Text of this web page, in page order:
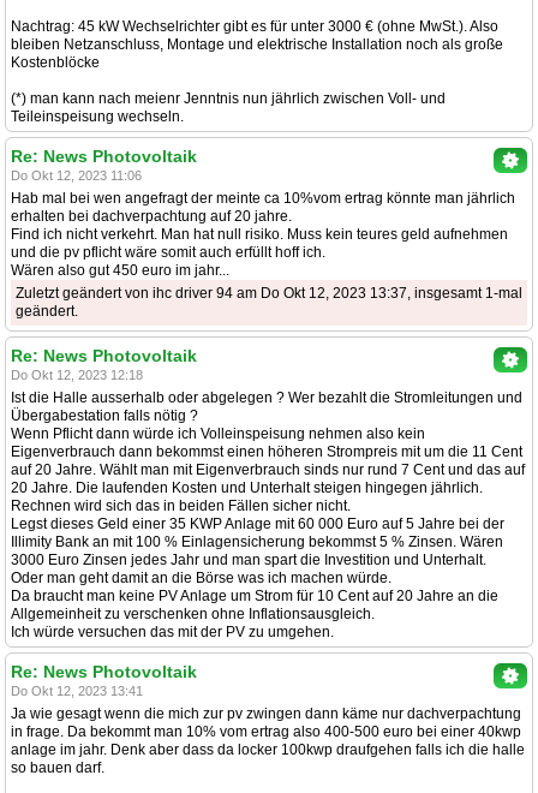
Nachtrag: 45 kW Wechselrichter gibt es für unter 3000 € (ohne MwSt.). Also
bleiben Netzanschluss, Montage und elektrische Installation noch als große
Kostenblöcke
(*) man kann nach meienr Jenntnis nun jährlich zwischen Voll- und
Teileinspeisung wechseln.
Re: News Photovoltaik
Do Okt 12, 2023 11:06
Hab mal bei wen angefragt der meinte ca 10%vom ertrag könnte man jährlich
erhalten bei dachverpachtung auf 20 jahre.
Find ich nicht verkehrt. Man hat null risiko. Muss kein teures geld aufnehmen
und die pv pflicht wäre somit auch erfüllt hoff ich.
Wären also gut 450 euro im jahr...
Zuletzt geändert von ihc driver 94 am Do Okt 12, 2023 13:37, insgesamt 1-mal
geändert.
Re: News Photovoltaik
Do Okt 12, 2023 12:18
Ist die Halle ausserhalb oder abgelegen ? Wer bezahlt die Stromleitungen und
Übergabestation falls nötig ?
Wenn Pflicht dann würde ich Volleinspeisung nehmen also kein
Eigenverbrauch dann bekommst einen höheren Strompreis mit um die 11 Cent
auf 20 Jahre. Wählt man mit Eigenverbrauch sinds nur rund 7 Cent und das auf
20 Jahre. Die laufenden Kosten und Unterhalt steigen hingegen jährlich.
Rechnen wird sich das in beiden Fällen sicher nicht.
Legst dieses Geld einer 35 KWP Anlage mit 60 000 Euro auf 5 Jahre bei der
Illimity Bank an mit 100 % Einlagensicherung bekommst 5 % Zinsen. Wären
3000 Euro Zinsen jedes Jahr und man spart die Investition und Unterhalt.
Oder man geht damit an die Börse was ich machen würde.
Da braucht man keine PV Anlage um Strom für 10 Cent auf 20 Jahre an die
Allgemeinheit zu verschenken ohne Inflationsausgleich.
Ich würde versuchen das mit der PV zu umgehen.
Re: News Photovoltaik
Do Okt 12, 2023 13:41
Ja wie gesagt wenn die mich zur pv zwingen dann käme nur dachverpachtung
in frage. Da bekommt man 10% vom ertrag also 400-500 euro bei einer 40kwp
anlage im jahr. Denk aber dass da locker 100kwp draufgehen falls ich die halle
so bauen darf.